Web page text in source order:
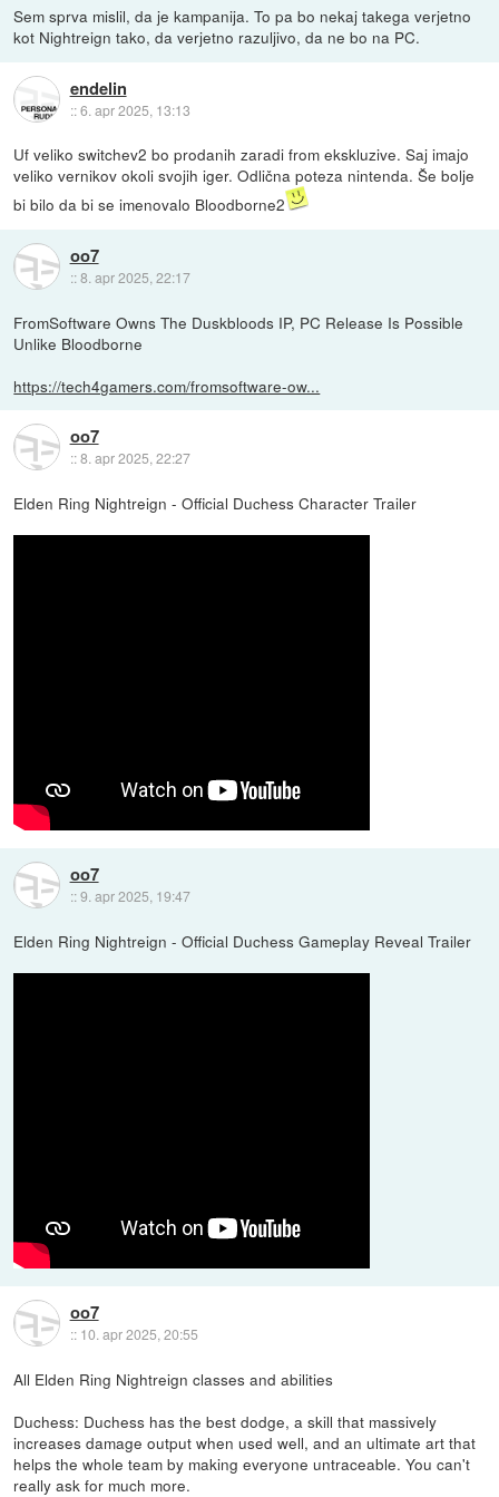
Sem sprva mislil, da je kampanija. To pa bo nekaj takega verjetno
kot Nightreign tako, da verjetno razuljivo, da ne bo na PC.
endelin
::6. apr 2025, 13:13
Uf veliko switchev2 bo prodanih zaradi from ekskluzive. Saj imajo
veliko vernikov okoli svojih iger. Odlična poteza nintenda. Še bolje
bi bilo da bi se imenovalo Bloodborne2
oo7
::8. apr 2025, 22:17
FromSoftware Owns The Duskbloods IP, PC Release Is Possible
Unlike Bloodborne
https://tech4gamers.com/fromsoftware-ow...
oo7
::8. apr 2025, 22:27
Elden Ring Nightreign - Official Duchess Character Trailer
oo7
::9. apr 2025, 19:47
Elden Ring Nightreign - Official Duchess Gameplay Reveal Trailer
oo7
:: 10. apr 2025, 20:55
All Elden Ring Nightreign classes and abilities
Duchess: Duchess has the best dodge, a skill that massively
increases damage output when used well, and an ultimate art that
helps the whole team by making everyone untraceable. You can't
really ask for much more.